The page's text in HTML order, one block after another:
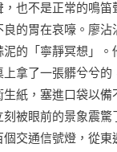
也不是正常的鳴笛
的胃在哀嚎。廖沾
的「寧靜冥想」。
拿了一張髒兮兮的
紙，塞進口袋以備
被眼前的景象震驚
個交通信號燈，從東